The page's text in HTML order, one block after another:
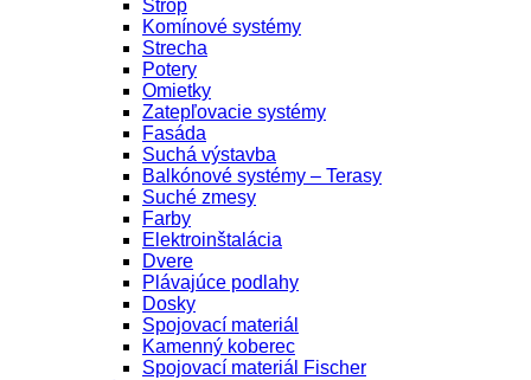
Strop
Komínové systémy
Strecha
Potery
Omietky
Zatepľovacie systémy
Fasáda
Suchá výstavba
Balkónové systémy – Terasy
Suché zmesy
Farby
Elektroinštalácia
Dvere
Plávajúce podlahy
Dosky
Spojovací materiál
Kamenný koberec
Spojovací materiál Fischer